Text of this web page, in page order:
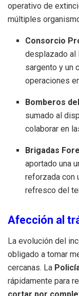
operativo de
múltiples
Consorcio
desplazado al
sargento y un
operaciones
Bomberos
sumado al
colaborar en
Brigadas
aportado una
reforzada con
refresco del
Afección al
La evolución del
obligado a tomar
cercanas. La
rápidamente para